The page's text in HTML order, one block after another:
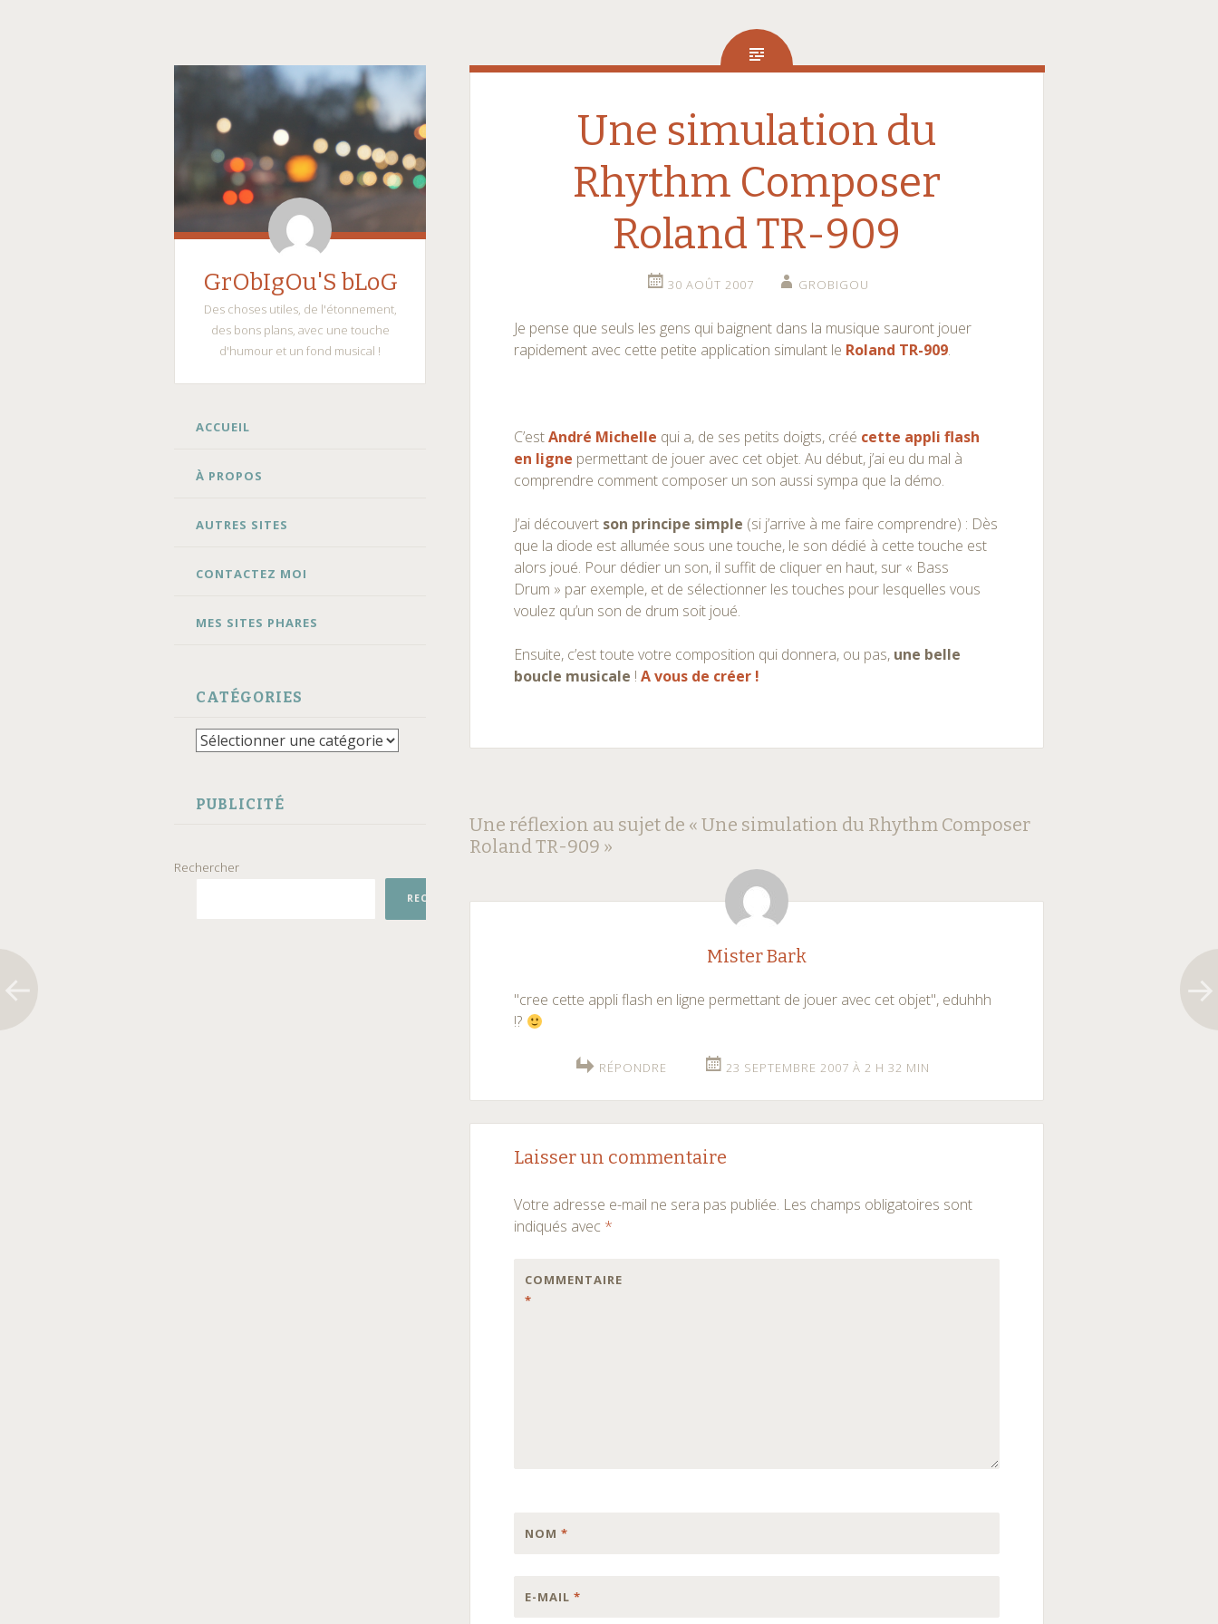
GrObIgOu'S bLoG
Des choses utiles, de l'étonnement,
des bons plans, avec une touche
d'humour et un fond musical !
ALLER
CONTENU
ACCUEIL
À PROPOS
AUTRES SITES
CONTACTEZ MOI
MES SITES PHARES
CATÉGORIES
Catégories
PUBLICITÉ
Rechercher
RECHERCHER
Une simulation du
Rhythm Composer
Roland TR-909
30 AOÛT 2007 GROBIGOU
Je pense que seuls les gens qui baignent dans la musique sauront jouer
rapidement avec cette petite application simulant le Roland TR-909.
C’estAndré Michelle qui a, de ses petits doigts, créé cette appli flash
en ligne permettant de jouer avec cet objet. Au début, j’ai eu du mal à
comprendre comment composer un son aussi sympa que la démo.
J’ai découvert son principe simple (si j’arrive à me faire comprendre) : Dès
que la diode est allumée sous une touche, le son dédié à cette touche est
alors joué. Pour dédier un son, il suffit de cliquer en haut, sur « Bass
Drum » par exemple, et de sélectionner les touches pour lesquelles vous
voulez qu’un son de drum soit joué.
Ensuite, c’est toute votre composition qui donnera, ou pas, une belle
boucle musicale !A vous de créer !
Navigation
articles
←
→
Une réflexion au sujet de «Une simulation du Rhythm Composer
Roland TR-909 »
Mister Bark
"cree cette appli flash en ligne permettant de jouer avec cet objet", eduhhh
!?
RÉPONDRE 23 SEPTEMBRE 2007 À 2 H 32 MIN
Laisser un commentaire
Votre adresse e-mail ne sera pas publiée. Les champs obligatoires sont
indiqués avec *
COMMENTAIRE
*
NOM*
E-MAIL*